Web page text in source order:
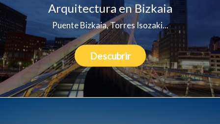
Arquitectura en Bizkaia
Puente Bizkaia, Torres Isozaki...
Descubrir